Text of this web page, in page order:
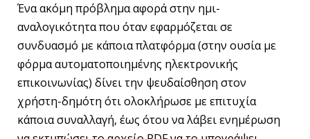
Ένα ακόμη πρόβλημα αφορά στην ημι-
αναλογικότητα που όταν εφαρμόζεται σε
συνδυασμό με κάποια πλατφόρμα (στην ουσία με
φόρμα αυτοματοποιημένης ηλεκτρονικής
επικοινωνίας) δίνει την ψευδαίσθηση στον
χρήστη-δημότη ότι ολοκλήρωσε με επιτυχία
κάποια συναλλαγή, έως ότου να λάβει ενημέρωση